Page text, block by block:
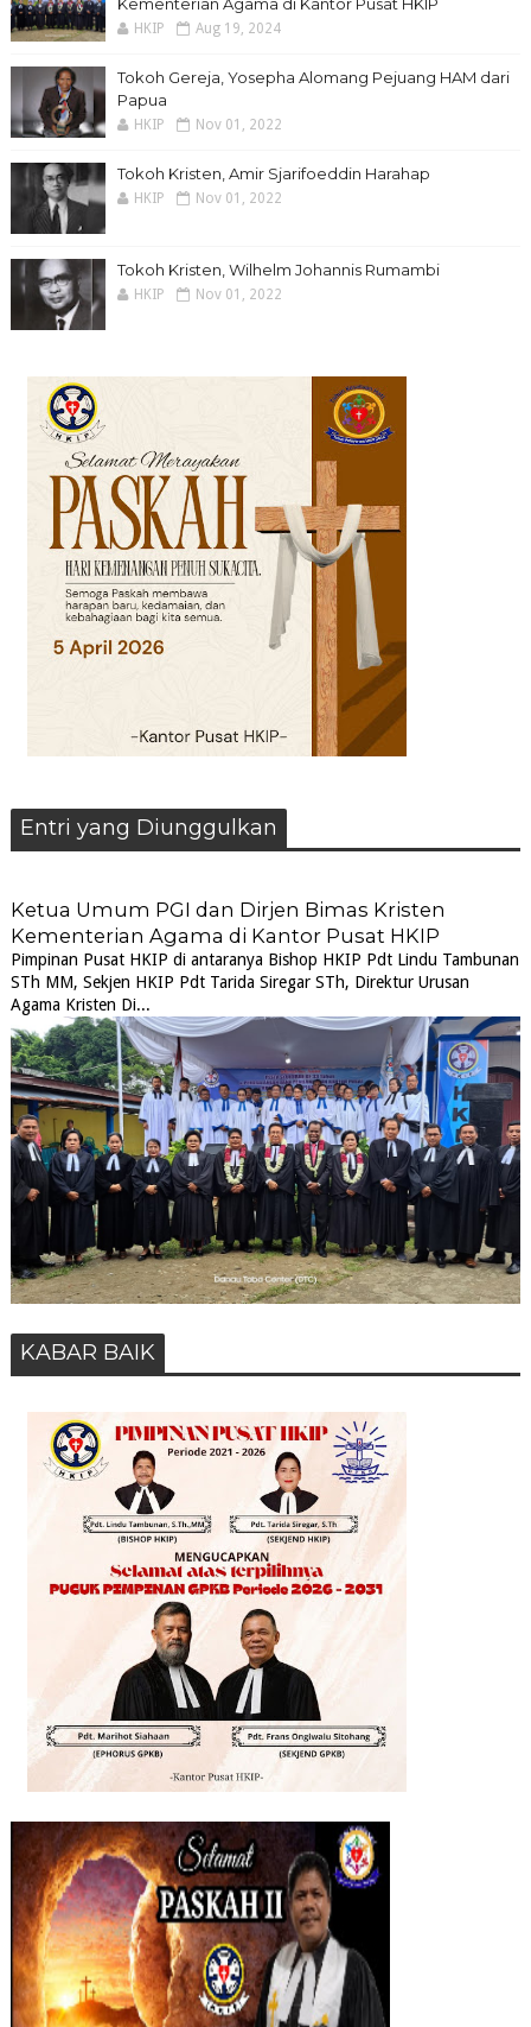
HKIP Aug 19, 2024
Tokoh Gereja, Yosepha Alomang Pejuang HAM dari
Papua
HKIP Nov 01, 2022
Tokoh Kristen, Amir Sjarifoeddin Harahap
HKIP Nov 01, 2022
Tokoh Kristen, Wilhelm Johannis Rumambi
HKIP Nov 01, 2022
Entri yang Diunggulkan
Ketua Umum PGI dan Dirjen Bimas Kristen
Kementerian Agama di Kantor Pusat HKIP
Pimpinan Pusat HKIP di antaranya Bishop HKIP Pdt Lindu Tambunan
STh MM, Sekjen HKIP Pdt Tarida Siregar STh, Direktur Urusan
Agama Kristen Di...
KABAR BAIK